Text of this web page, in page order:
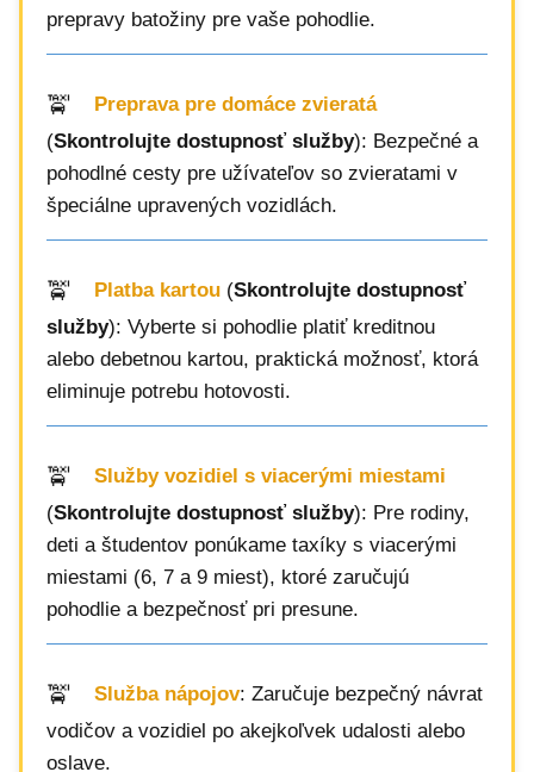
prepravy batožiny pre vaše pohodlie.
Preprava pre domáce zvieratá
(Skontrolujte dostupnosť služby): Bezpečné a
pohodlné cesty pre užívateľov so zvieratami v
špeciálne upravených vozidlách.
Platba kartou (Skontrolujte dostupnosť
služby): Vyberte si pohodlie platiť kreditnou
alebo debetnou kartou, praktická možnosť, ktorá
eliminuje potrebu hotovosti.
Služby vozidiel s viacerými miestami
(Skontrolujte dostupnosť služby): Pre rodiny,
deti a študentov ponúkame taxíky s viacerými
miestami (6, 7 a 9 miest), ktoré zaručujú
pohodlie a bezpečnosť pri presune.
Služba nápojov: Zaručuje bezpečný návrat
vodičov a vozidiel po akejkoľvek udalosti alebo
oslave.